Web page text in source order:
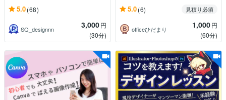
5.0(68)
SQ_designnn 3,000円
(30分)
5.0(6) 見積り必須
officeひだまり 1,000円
(60分)